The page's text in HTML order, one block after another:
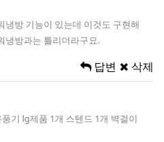
냉방 기능이 있는데 이것도 구현해
냉방과는 틀리더라구요.
답변 삭제
기 lg제품 1개 스텐드 1개 벽걸이